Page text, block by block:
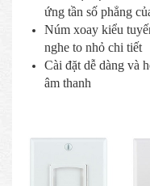
ứng tần số phẳng
Núm xoay kiểu
nghe to nhỏ chi tiết
Cài đặt dễ dàng và
âm thanh